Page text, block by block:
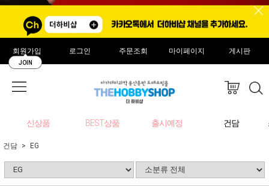
회원가입
JOIN
로그인 주문조회 마이페이지 게시판
신상품 BEST상품 출시예정 건담
건담 EG